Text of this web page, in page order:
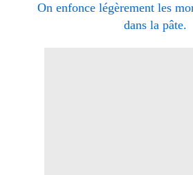
On enfonce légèrement les
dans la pâte.